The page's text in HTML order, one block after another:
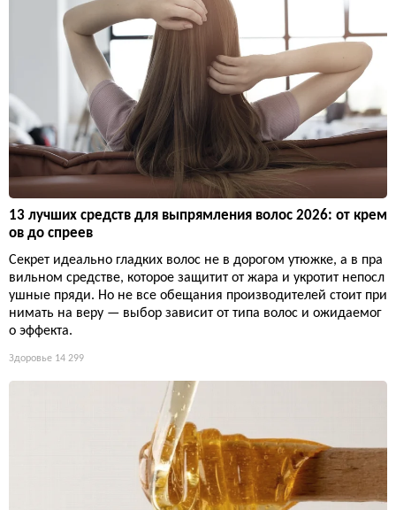
13 лучших средств для выпрямления волос 2026: от крем
ов до спреев
Секрет идеально гладких волос не в дорогом утюжке, а в пра
вильном средстве, которое защитит от жара и укротит непосл
ушные пряди. Но не все обещания производителей стоит при
нимать на веру — выбор зависит от типа волос и ожидаемог
о эффекта.
Здоровье 14 299